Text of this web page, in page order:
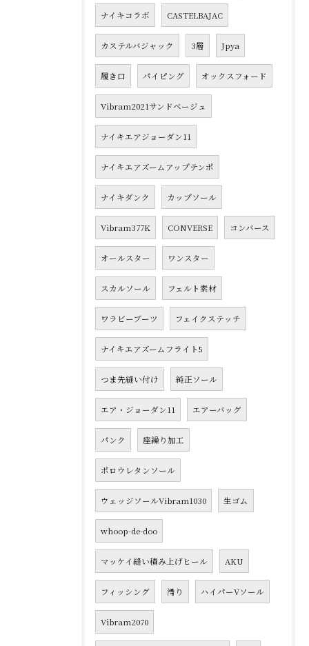
ナイキコラボ CASTELBAJAC
カステルバジャック 3層 Jpya
履き口 パイピング オックスフォード
Vibram2021サンドベージュ
ナイキエアジョーダン11
ナイキエアズームアップテンポ
ナイキダンク カップソール
Vibram377K CONVERSE コンバース
オールスター ワンスター
スカルソール フェルト素材
ワラビーブーツ フェイクステッチ
ナイキエアズームフライト5
つま先縫い付け 純正ソール
エア・ジョーダン11 エアーバッグ
パンク 座繰り加工
ポロウレタンソール
ウェッジソールVibram1030 生ゴム
whoop-de-doo
マッケイ縫い積み上げヒール AKU
フィッシング 滑り ハイパーVソール
Vibram2070